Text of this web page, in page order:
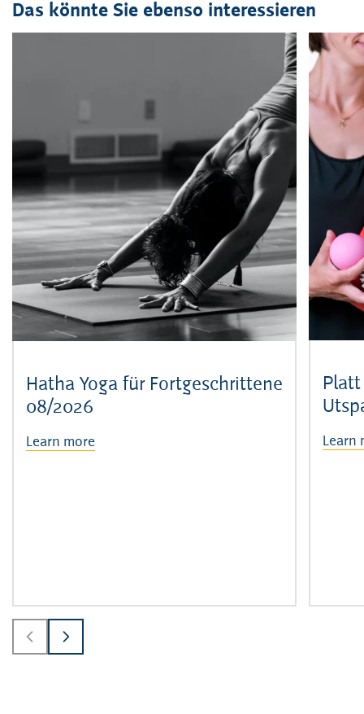
Das könnte Sie ebenso interessieren
Veranstaltung1bis2von42sichtbar.
Hatha Yoga für Fortgeschrittene
08/2026
Learn more Learn